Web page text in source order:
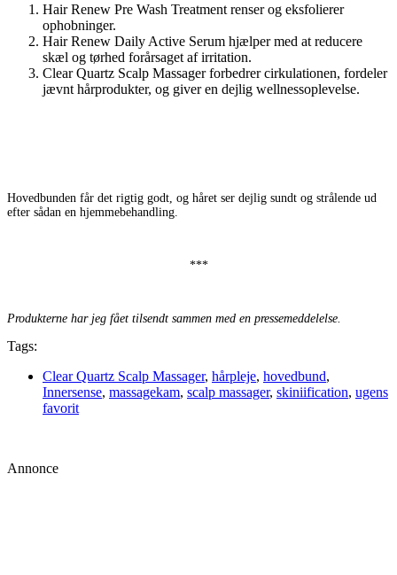
Hair Renew Pre Wash Treatment renser og eksfolierer
ophobninger.
Hair Renew Daily Active Serum hjælper med at reducere
skæl og tørhed forårsaget af irritation.
Clear Quartz Scalp Massager forbedrer cirkulationen, fordeler
jævnt hårprodukter, og giver en dejlig wellnessoplevelse.
Hovedbunden får det rigtig godt, og håret ser dejlig sundt og strålende ud
efter sådan en hjemmebehandling.
***
Produkterne har jeg fået tilsendt sammen med en pressemeddelelse.
Tags:
Clear Quartz Scalp Massager, hårpleje, hovedbund,
Innersense, massagekam, scalp massager, skiniification, ugens
favorit
Annonce